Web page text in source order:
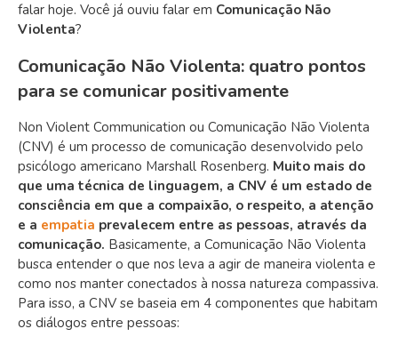
falar hoje. Você já ouviu falar em Comunicação Não
Violenta?
Comunicação Não Violenta: quatro pontos
para se comunicar positivamente
Non Violent Communication ou Comunicação Não Violenta
(CNV) é um processo de comunicação desenvolvido pelo
psicólogo americano Marshall Rosenberg. Muito mais do
que uma técnica de linguagem, a CNV é um estado de
consciência em que a compaixão, o respeito, a atenção
e a empatia prevalecem entre as pessoas, através da
comunicação. Basicamente, a Comunicação Não Violenta
busca entender o que nos leva a agir de maneira violenta e
como nos manter conectados à nossa natureza compassiva.
Para isso, a CNV se baseia em 4 componentes que habitam
os diálogos entre pessoas: